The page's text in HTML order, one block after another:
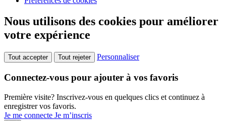
Nous utilisons des cookies pour améliorer
votre expérience
Tout accepter Tout rejeter Personnaliser
Connectez-vous pour ajouter à vos favoris
Première visite? Inscrivez-vous en quelques clics et continuez à
enregistrer vos favoris.
Je me connecte Je m’inscris